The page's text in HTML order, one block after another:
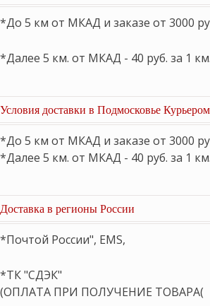
*До 5 км от МКАД и заказе от 3000
*Далее 5 км. от МКАД - 40 руб. за 1 км.
Условия доставки в Подмосковье Курьером
*До 5 км от МКАД и заказе от 3000
*Далее 5 км. от МКАД - 40 руб. за 1 км.
Доставка в регионы России
*Почтой России", EMS,
*ТК "СДЭК"
(ОПЛАТА ПРИ ПОЛУЧЕНИЕ ТОВАРА(